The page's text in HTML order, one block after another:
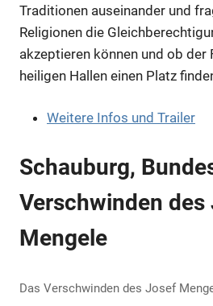
Traditionen auseinander und
Religionen die
akzeptieren können und ob der
heiligen Hallen einen Platz
Weitere Infos und Trailer
Schauburg,
Verschwinden des
Mengele
Das Verschwinden des Josef